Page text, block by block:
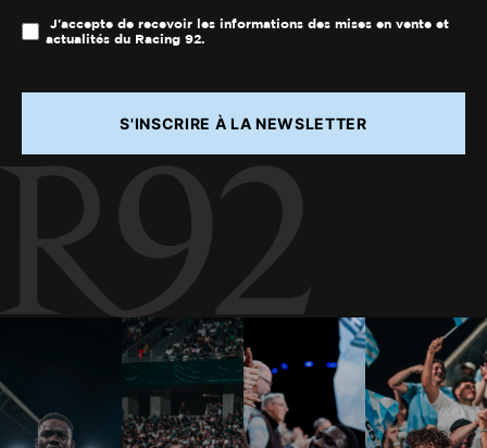
J'accepte de recevoir les informations des mises en vente et
actualités du Racing 92.
S'INSCRIRE À LA NEWSLETTER